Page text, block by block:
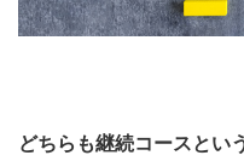
どちらも継続コースとい